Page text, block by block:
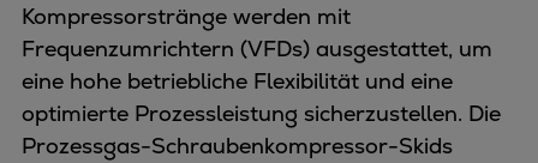
Kompressorstränge werden mit
Frequenzumrichtern (VFDs) ausgestattet, um
eine hohe betriebliche Flexibilität und eine
optimierte Prozessleistung sicherzustellen. Die
Prozessgas-Schraubenkompressor-Skids